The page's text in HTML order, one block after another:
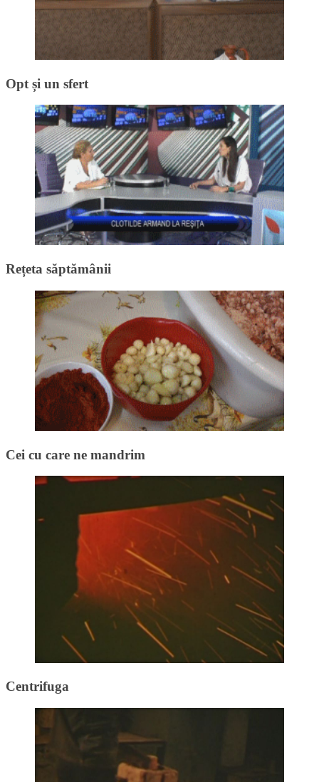
Opt și un sfert
Rețeta săptămânii
Cei cu care ne mandrim
Centrifuga